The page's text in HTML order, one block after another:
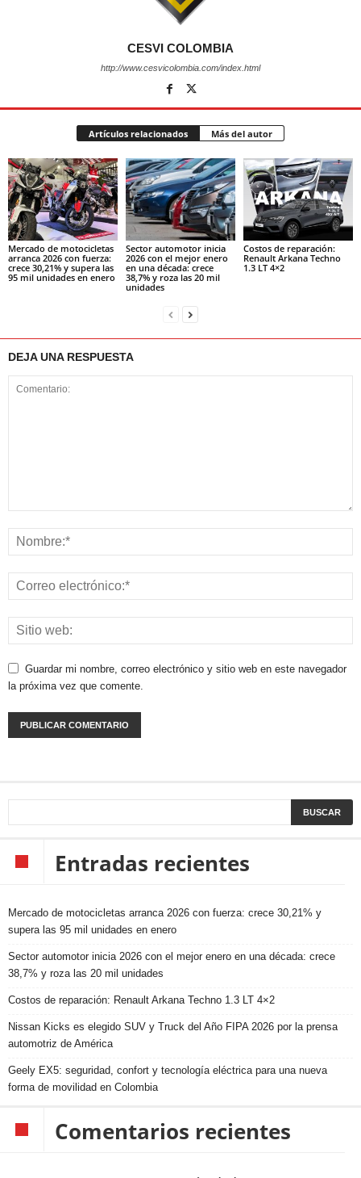
CESVI COLOMBIA
http://www.cesvicolombia.com/index.html
Artículos relacionados Más del autor
Mercado de motocicletas
arranca 2026 con fuerza:
crece 30,21% y supera las
95 mil unidades en enero
Sector automotor inicia
2026 con el mejor enero
en una década: crece
38,7% y roza las 20 mil
unidades
Costos de reparación:
Renault Arkana Techno
1.3 LT 4×2
DEJA UNA RESPUESTA
Guardar mi nombre, correo electrónico y sitio web en este navegador
la próxima vez que comente.
Entradas recientes
Mercado de motocicletas arranca 2026 con fuerza: crece 30,21% y
supera las 95 mil unidades en enero
Sector automotor inicia 2026 con el mejor enero en una década: crece
38,7% y roza las 20 mil unidades
Costos de reparación: Renault Arkana Techno 1.3 LT 4×2
Nissan Kicks es elegido SUV y Truck del Año FIPA 2026 por la prensa
automotriz de América
Geely EX5: seguridad, confort y tecnología eléctrica para una nueva
forma de movilidad en Colombia
Comentarios recientes